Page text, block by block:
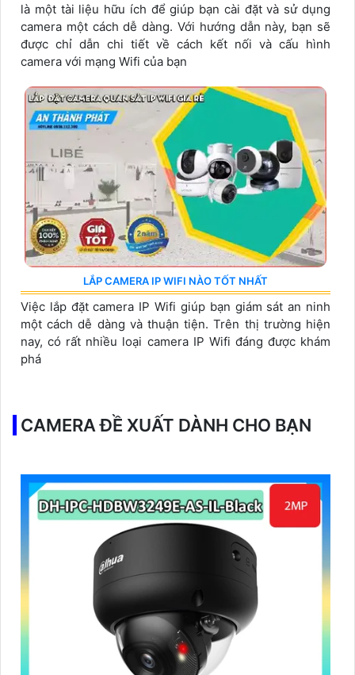
là một tài liệu hữu ích để giúp bạn cài đặt và sử dụng
camera một cách dễ dàng. Với hướng dẫn này, bạn sẽ
được chỉ dẫn chi tiết về cách kết nối và cấu hình
camera với mạng Wifi của bạn
LẮP CAMERA IP WIFI NÀO TỐT NHẤT
Việc lắp đặt camera IP Wifi giúp bạn giám sát an ninh
một cách dễ dàng và thuận tiện. Trên thị trường hiện
nay, có rất nhiều loại camera IP Wifi đáng được khám
phá
CAMERA ĐỀ XUẤT DÀNH CHO BẠN